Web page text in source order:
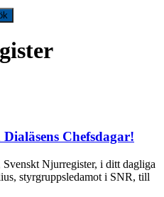
Chefsdagar!
Njurregister, i ditt dagliga
styrgruppsledamot i SNR, till